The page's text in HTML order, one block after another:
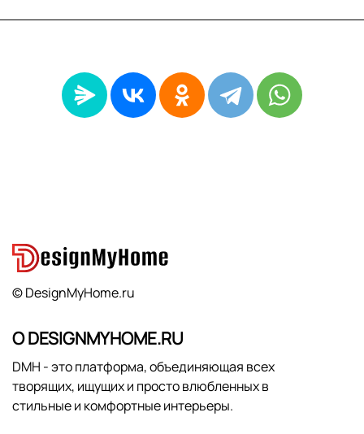
© DesignMyHome.ru
О DESIGNMYHOME.RU
DMH - это платформа, объединяющая всех
творящих, ищущих и просто влюбленных в
стильные и комфортные интерьеры.